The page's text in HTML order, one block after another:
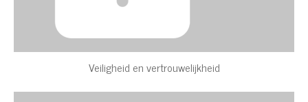
Veiligheid en vertrouwelijkheid